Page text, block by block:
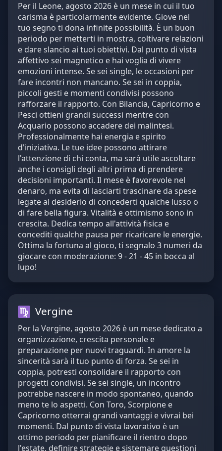
Per il Leone, agosto 2026 è un mese in cui il tuo
carisma è particolarmente evidente. Giove nel
tuo segno ti dona infinite possibilità. È un buon
periodo per metterti in mostra, coltivare relazioni
e dare slancio ai tuoi obiettivi. Dal punto di vista
affettivo sei magnetico e hai voglia di vivere
emozioni intense. Se sei single, le occasioni per
fare incontri non mancano. Se sei in coppia,
piccoli gesti e momenti condivisi possono
rafforzare il rapporto. Con Bilancia, Capricorno e
Pesci ottieni grandi successi mentre con
Acquario possono accadere dei malintesi.
Professionalmente hai energia e spirito
d'iniziativa. Le tue idee possono attirare
l'attenzione di chi conta, ma sarà utile ascoltare
anche i consigli degli altri prima di prendere
decisioni importanti. Il mese è favorevole nel
denaro, ma evita di lasciarti trascinare da spese
legate al desiderio di concederti qualche lusso o
di fare bella figura. Vitalità e ottimismo sono in
crescita. Dedica tempo all'attività fisica e
concediti qualche pausa per ricaricare le energie.
Ottima la fortuna al gioco, ti segnalo 3 numeri da
giocare con moderazione: 9 - 21 - 45 in bocca al
lupo!
Vergine
Per la Vergine, agosto 2026 è un mese dedicato a
organizzazione, crescita personale e
preparazione per nuovi traguardi. In amore la
sincerità sarà il tuo punto di forza. Se sei in
coppia, potresti consolidare il rapporto con
progetti condivisi. Se sei single, un incontro
potrebbe nascere in modo spontaneo, quando
meno te lo aspetti. Con Toro, Scorpione e
Capricorno otterrai grandi vantaggi e vivrai bei
momenti. Dal punto di vista lavorativo è un
ottimo periodo per pianificare il rientro dopo
l'estate, definire strategie e sistemare questioni